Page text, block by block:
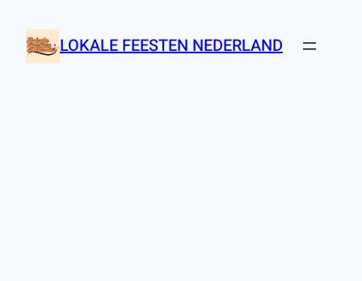
naar
LOKALE FEESTEN NEDERLAND